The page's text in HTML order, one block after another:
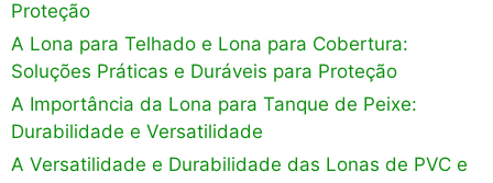
Proteção
A Lona para Telhado e Lona para Cobertura:
Soluções Práticas e Duráveis para Proteção
A Importância da Lona para Tanque de Peixe:
Durabilidade e Versatilidade
A Versatilidade e Durabilidade das Lonas de PVC e